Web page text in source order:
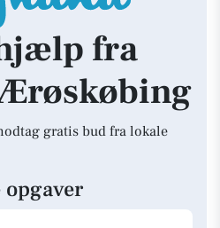
fra
gratis bud fra lokale
opgaver